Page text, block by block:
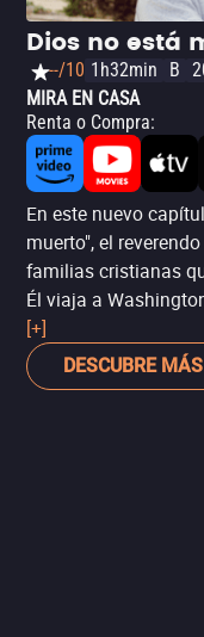
Dios no está
--/10 1h32min B
MIRA EN CASA
Renta o Compra:
En este nuevo
muerto", el
familias cristianas
Él viaja a
Congreso Nacional.
[+]
DESCUBRE MÁS